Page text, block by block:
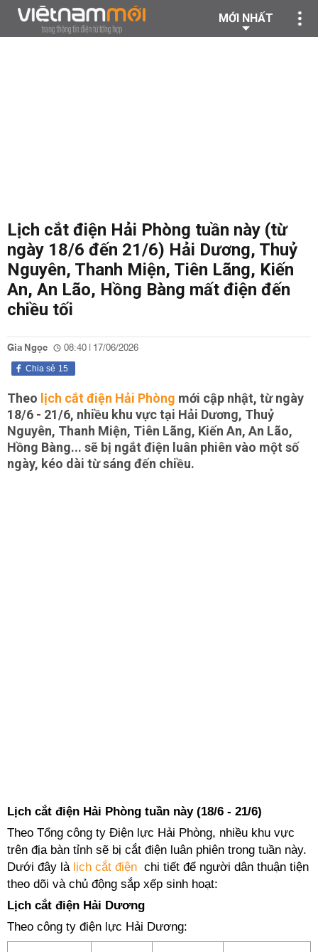
MỚI NHẤT
Lịch cắt điện Hải Phòng tuần này (từ
ngày 18/6 đến 21/6) Hải Dương, Thuỷ
Nguyên, Thanh Miện, Tiên Lãng, Kiến
An, An Lão, Hồng Bàng mất điện đến
chiều tối
Gia Ngọc 08:40 | 17/06/2026
15
Chia sẻ
Theo lịch cắt điện Hải Phòng mới cập nhật, từ ngày
18/6 - 21/6, nhiều khu vực tại Hải Dương, Thuỷ
Nguyên, Thanh Miện, Tiên Lãng, Kiến An, An Lão,
Hồng Bàng... sẽ bị ngắt điện luân phiên vào một số
ngày, kéo dài từ sáng đến chiều.
Lịch cắt điện Hải Phòng tuần này (18/6 - 21/6)
Theo Tổng công ty Điện lực Hải Phòng, nhiều khu vực
trên địa bàn tỉnh sẽ bị cắt điện luân phiên trong tuần này.
Dưới đây là lịch cắt điện chi tiết để người dân thuận tiện
theo dõi và chủ động sắp xếp sinh hoạt:
Lịch cắt điện Hải Dương
Theo công ty điện lực Hải Dương: